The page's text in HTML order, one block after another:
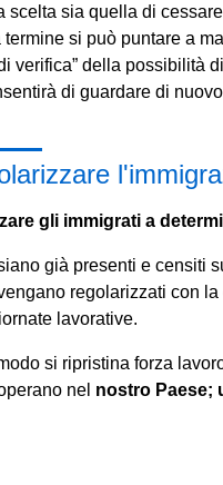
scelta sia quella di
termine si può puntare a
verifica” della possibilità
di guardare di
gli immigrati a
già presenti e censiti
regolarizzati con
lavorative.
si ripristina forza
nel nostro Paese;